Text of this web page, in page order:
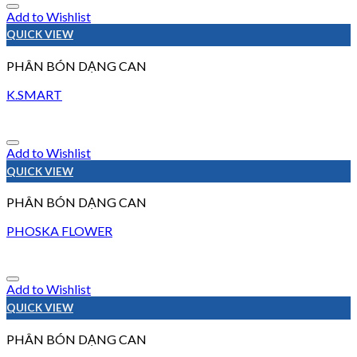
Add to Wishlist
QUICK VIEW
PHÂN BÓN DẠNG CAN
K.SMART
Add to Wishlist
QUICK VIEW
PHÂN BÓN DẠNG CAN
PHOSKA FLOWER
Add to Wishlist
QUICK VIEW
PHÂN BÓN DẠNG CAN